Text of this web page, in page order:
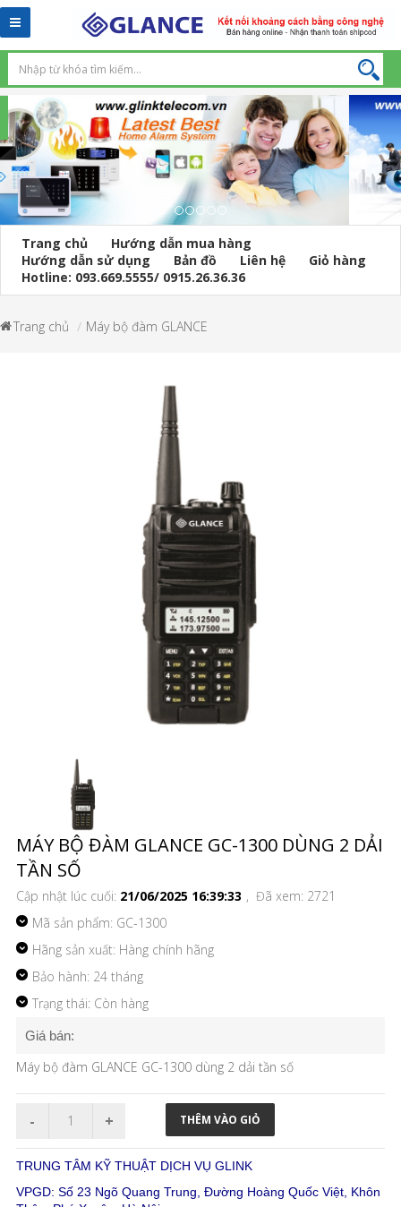
Toggle
navigation
Trang chủ
Hướng dẫn mua hàng
Hướng dẫn sử dụng
Bản đồ Liên hệ
Giỏ hàng
Hotline: 093.669.5555/ 0915.26.36.36
Trang chủ Máy bộ đàm GLANCE
MÁY BỘ ĐÀM GLANCE GC-1300 DÙNG 2 DẢI
TẦN SỐ
Cập nhật lúc cuối: 21/06/2025 16:39:33 , Đã xem: 2721
Mã sản phẩm: GC-1300
Hãng sản xuất: Hàng chính hãng
Bảo hành: 24 tháng
Trạng thái: Còn hàng
Giá bán:
Máy bộ đàm GLANCE GC-1300 dùng 2 dải tần số
TRUNG TÂM KỸ THUẬT DỊCH VỤ GLINK
VPGD: Số 23 Ngõ Quang Trung, Đường Hoàng Quốc Việt, Khôn